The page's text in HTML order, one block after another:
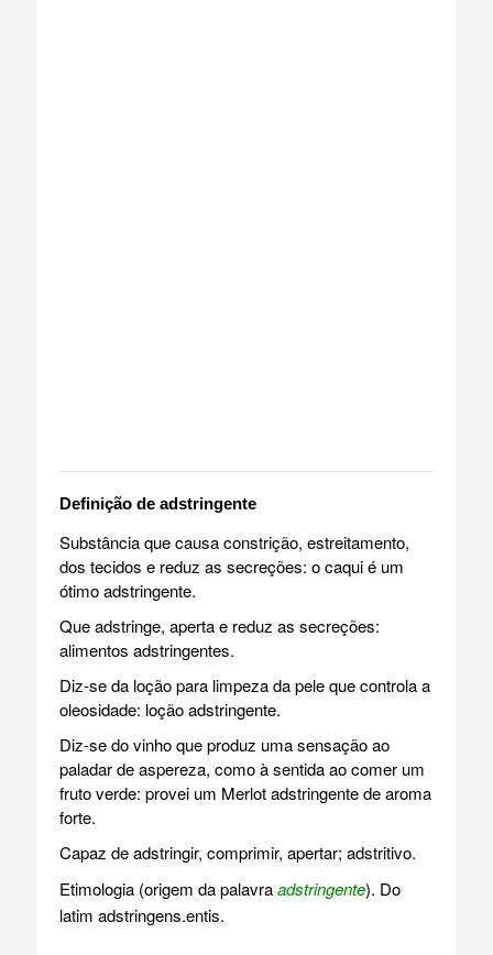
Definição de adstringente
Substância que causa constrição, estreitamento,
dos tecidos e reduz as secreções: o caqui é um
ótimo adstringente.
Que adstringe, aperta e reduz as secreções:
alimentos adstringentes.
Diz-se da loção para limpeza da pele que controla a
oleosidade: loção adstringente.
Diz-se do vinho que produz uma sensação ao
paladar de aspereza, como à sentida ao comer um
fruto verde: provei um Merlot adstringente de aroma
forte.
Capaz de adstringir, comprimir, apertar; adstritivo.
Etimologia (origem da palavraadstringente). Do
latim adstringens.entis.